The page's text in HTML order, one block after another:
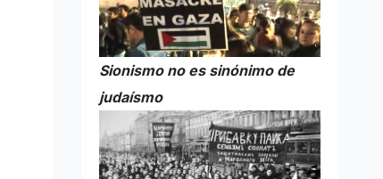
Sionismo no es sinónimo de
judaísmo